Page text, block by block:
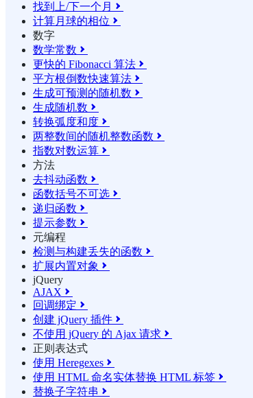
找到上/下一个月 
计算月球的相位 
数字
数学常数 
更快的 Fibonacci 算法 
平方根倒数快速算法 
生成可预测的随机数 
生成随机数 
转换弧度和度 
两整数间的随机整数函数 
指数对数运算 
方法
去抖动函数 
函数括号不可选 
递归函数 
提示参数 
元编程
检测与构建丢失的函数 
扩展内置对象 
jQuery
AJAX 
回调绑定 
创建 jQuery 插件 
不使用 jQuery 的 Ajax 请求 
正则表达式
使用 Heregexes 
使用 HTML 命名实体替换 HTML 标签 
替换子字符串 